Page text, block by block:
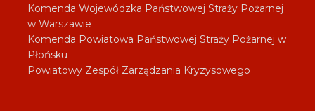
Komenda Wojewódzka Państwowej Straży Pożarnej
w Warszawie
Komenda Powiatowa Państwowej Straży Pożarnej w
Płońsku
Powiatowy Zespół Zarządzania Kryzysowego